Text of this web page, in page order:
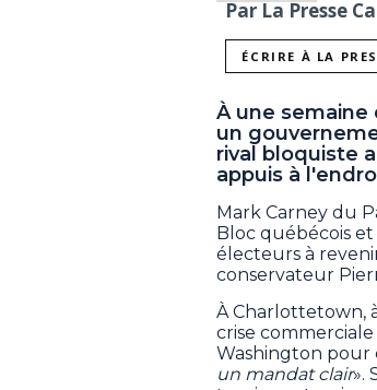
Par La Presse
ÉCRIRE À LA
À une semaine
un
rival bloquiste
appuis à
Mark Carney du
Bloc québécois
électeurs à
conservateur
À Charlottetown,
crise
Washington pour
un mandat clair».